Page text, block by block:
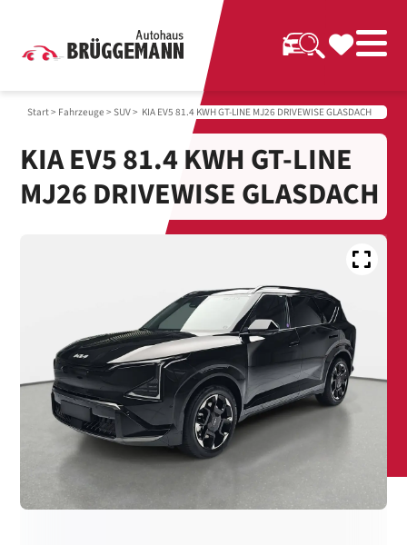
Start> Fahrzeuge > SUV> KIA EV5 81.4 KWH GT-LINE MJ26 DRIVEWISE GLASDACH
KIA EV5 81.4 KWH GT-LINE
MJ26 DRIVEWISE GLASDACH